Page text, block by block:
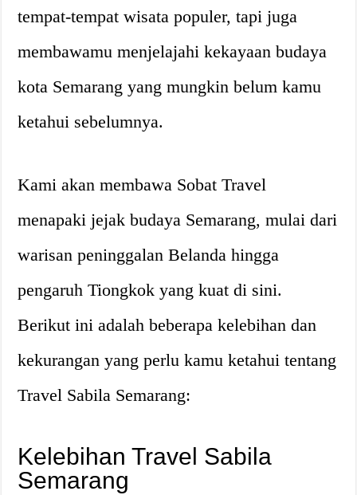
tempat-tempat wisata populer, tapi juga
membawamu menjelajahi kekayaan budaya
kota Semarang yang mungkin belum kamu
ketahui sebelumnya.
Kami akan membawa Sobat Travel
menapaki jejak budaya Semarang, mulai dari
warisan peninggalan Belanda hingga
pengaruh Tiongkok yang kuat di sini.
Berikut ini adalah beberapa kelebihan dan
kekurangan yang perlu kamu ketahui tentang
Travel Sabila Semarang:
Kelebihan Travel Sabila
Semarang